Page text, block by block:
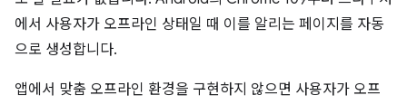
에서 사용자가 오프라인 상태일 때 이를 알리는 페이지를 자동
으로 생성합니다.
앱에서 맞춤 오프라인 환경을 구현하지 않으면 사용자가 오프